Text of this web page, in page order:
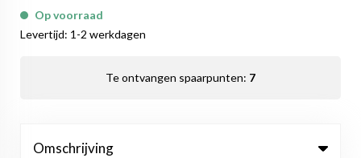
Op voorraad
Levertijd: 1-2 werkdagen
Te ontvangen spaarpunten: 7
Omschrijving